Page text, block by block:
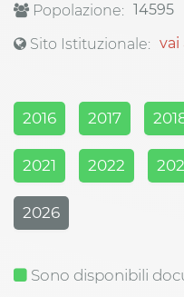
Popolazione: 14595
Sito Istituzionale: vai
2016 2017
2021 2022
2026
Sono disponibili